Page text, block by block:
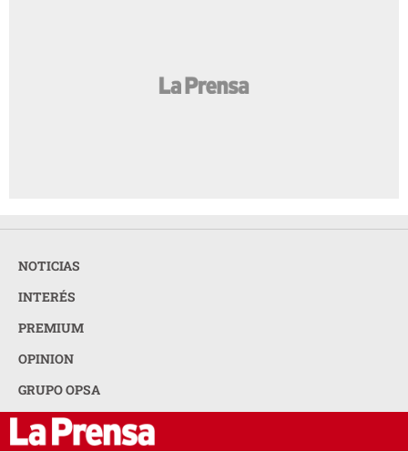
NOTICIAS
INTERÉS
PREMIUM
OPINION
GRUPO OPSA